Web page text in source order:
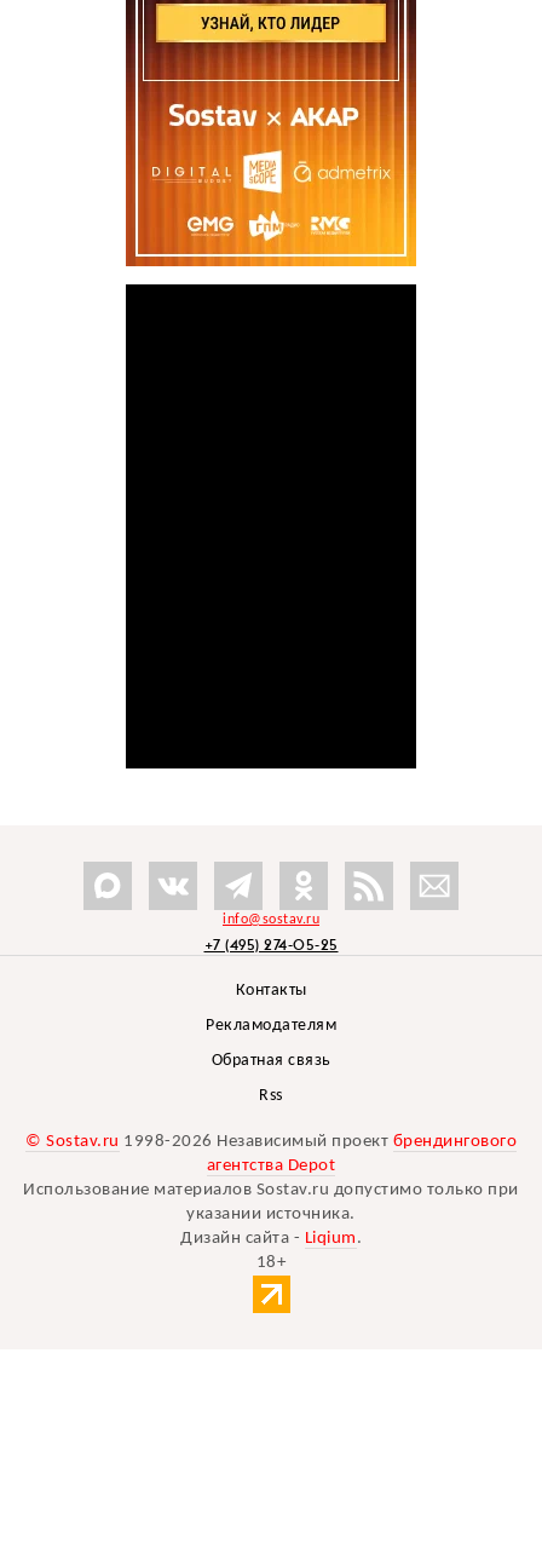
info@sostav.ru
+7 (495) 274-05-25
Контакты
Рекламодателям
Обратная связь
Rss
© Sostav.ru 1998-2026 Независимый проект брендингового
агентства Depot
Использование материалов Sostav.ru допустимо только при
указании источника.
Дизайн сайта - Liqium .
18+